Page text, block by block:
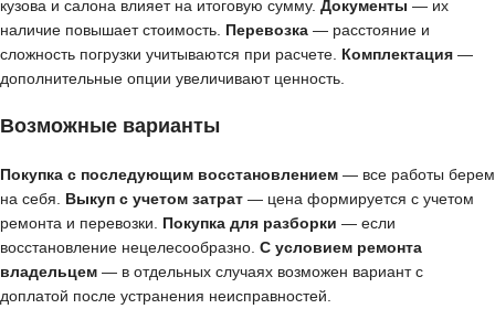
кузова и салона влияет на итоговую сумму. Документы — их
наличие повышает стоимость. Перевозка — расстояние и
сложность погрузки учитываются при расчете. Комплектация —
дополнительные опции увеличивают ценность.
Возможные варианты
Покупка с последующим восстановлением — все работы берем
на себя. Выкуп с учетом затрат — цена формируется с учетом
ремонта и перевозки. Покупка для разборки — если
восстановление нецелесообразно. С условием ремонта
владельцем — в отдельных случаях возможен вариант с
доплатой после устранения неисправностей.